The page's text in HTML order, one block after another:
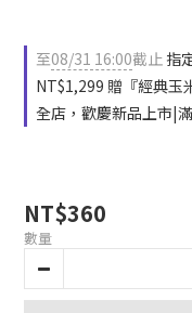
至08/31 16:00截止 指
NT$1,299 贈『經典玉
全店，歡慶新品上市|
NT$360
數量